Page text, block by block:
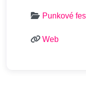
Punkové
Web